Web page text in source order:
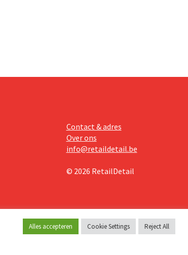
Contact & adres
Over ons
info@retaildetail.be
© 2026 RetailDetail
Alles accepteren Cookie Settings Reject All